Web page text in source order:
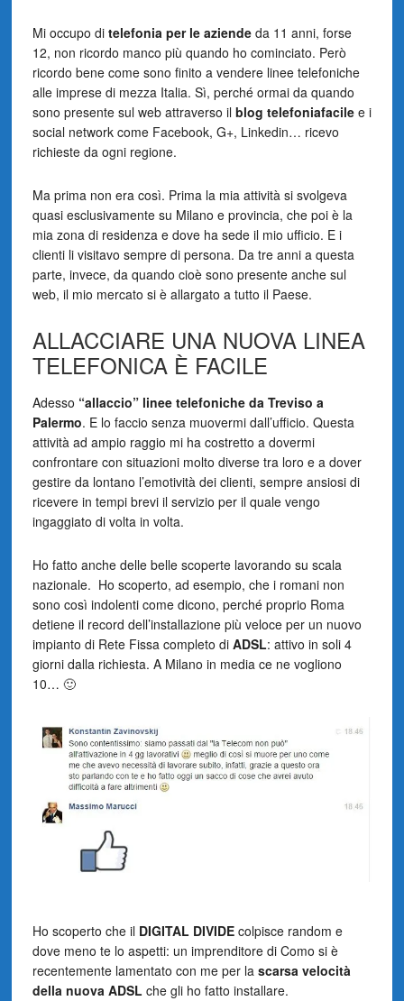
Mi occupo di telefonia per le aziendeda 11 anni, forse
12, non ricordo manco più quando ho cominciato. Però
ricordo bene come sono finito a vendere linee telefoniche
alle imprese di mezza Italia. Sì, perché ormai da quando
sono presente sul web attraverso il blog telefoniafacilee i
social network come Facebook, G+, Linkedin… ricevo
richieste da ogni regione.
Ma prima non era così. Prima la mia attività si svolgeva
quasi esclusivamente su Milano e provincia, che poi è la
mia zona di residenza e dove ha sede il mio ufficio. E i
clienti li visitavo sempre di persona. Da tre anni a questa
parte, invece, da quando cioè sono presente anche sul
web, il mio mercato si è allargato a tutto il Paese.
ALLACCIARE UNA NUOVA LINEA
TELEFONICA È FACILE
Adesso “allaccio” linee telefoniche da Treviso a
Palermo. E lo faccio senza muovermi dall’ufficio. Questa
attività ad ampio raggio mi ha costretto a dovermi
confrontare con situazioni molto diverse tra loro e a dover
gestire da lontano l’emotività dei clienti, sempre ansiosi di
ricevere in tempi brevi il servizio per il quale vengo
ingaggiato di volta in volta.
Ho fatto anche delle belle scoperte lavorando su scala
nazionale. Ho scoperto, ad esempio, che i romani non
sono così indolenti come dicono, perché proprio Roma
detiene il record dell’installazione più veloce per un nuovo
impianto di Rete Fissa completo di ADSL: attivo in soli 4
giorni dalla richiesta. A Milano in media ce ne vogliono
10… 🙂
Ho scoperto che il DIGITAL DIVIDEcolpisce random e
dove meno te lo aspetti: un imprenditore di Como si è
recentemente lamentato con me per la scarsa velocità
della nuova ADSLche gli ho fatto installare.